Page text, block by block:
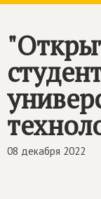
08 декабря 2022